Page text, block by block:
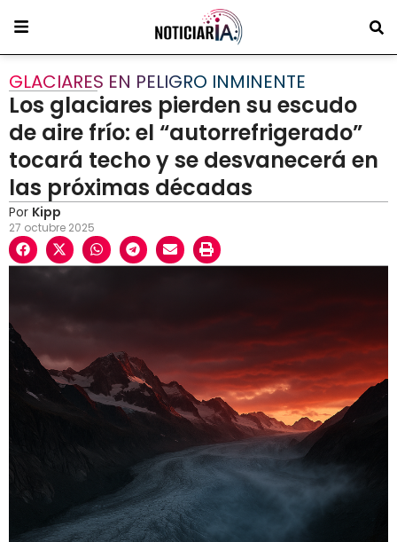
GLACIARES EN PELIGRO INMINENTE
Los glaciares pierden su escudo
de aire frío: el “autorrefrigerado”
tocará techo y se desvanecerá en
las próximas décadas
Por Kipp
27 octubre 2025